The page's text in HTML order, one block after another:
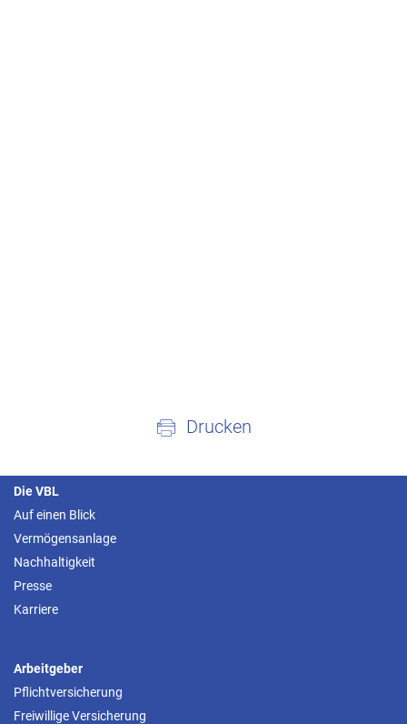
Drucken
Die VBL
Auf einen Blick
Vermögensanlage
Nachhaltigkeit
Presse
Karriere
Arbeitgeber
Pflichtversicherung
Freiwillige Versicherung